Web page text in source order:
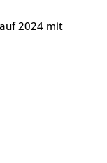
2024 mit